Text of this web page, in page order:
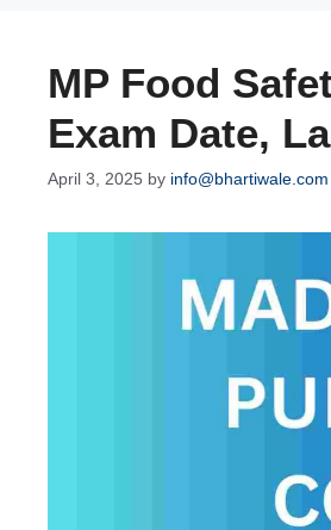
MP Food
Exam Date,
April 3, 2025 by info@bhartiwale.com